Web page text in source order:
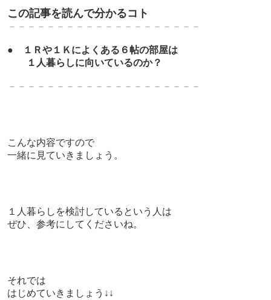
この記事を読んで分かるコト
－－－－－－－－－－－－－－－－－－－－
● １Ｒや１Ｋによくある ６帖の部屋は
１人暮らしに向いているのか？
－－－－－－－－－－－－－－－－－－－－
こんな内容ですので
一緒に見ていきましょう。
１人暮らしを検討しているという人は
ぜひ、参考にしてくださいね。
それでは
はじめていきましょう↓↓